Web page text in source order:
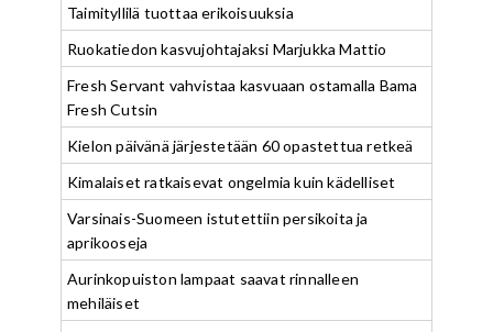
Taimityllilä tuottaa erikoisuuksia
Ruokatiedon kasvujohtajaksi Marjukka Mattio
Fresh Servant vahvistaa kasvuaan ostamalla Bama
Fresh Cutsin
Kielon päivänä järjestetään 60 opastettua retkeä
Kimalaiset ratkaisevat ongelmia kuin kädelliset
Varsinais-Suomeen istutettiin persikoita ja
aprikooseja
Aurinkopuiston lampaat saavat rinnalleen
mehiläiset